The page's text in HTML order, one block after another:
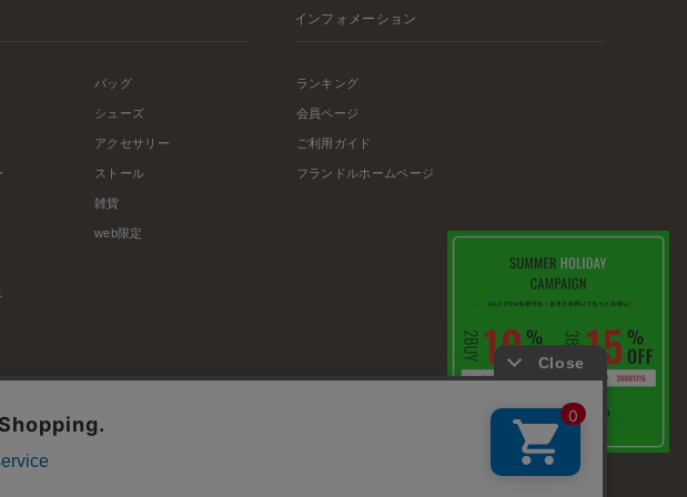
バッグ
シューズ
アクセサリー
ストール
雑貨
web限定
インフォメーション
ランキング
会員ページ
ご利用ガイド
フランドルホームページ